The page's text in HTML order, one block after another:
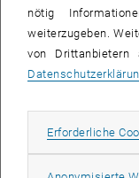
Theaterstück
Veranstaltungstyp:
Veranstaltungsort:
TVFA
nötig
weiterzugeben.
von
Erforderliche